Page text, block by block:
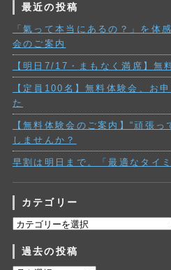
最近の投稿
「氣って本当にあるの？」を体
会のご案内
【明日7/17・まもなく満席】無
【定員100名】無料体験会、お
た
【無料体験会のご案内】“頑張
しませんか？
早割は明日まで。「最適なタイ
カテゴリー
カ
ゴ
リ
過去の投稿